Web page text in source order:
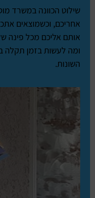
שילוט הכוונה במשרד
אחריכם, וכשמוצאים
אותם אליכם מכל פינה
ומה לעשות בזמן תקלה
השונות.